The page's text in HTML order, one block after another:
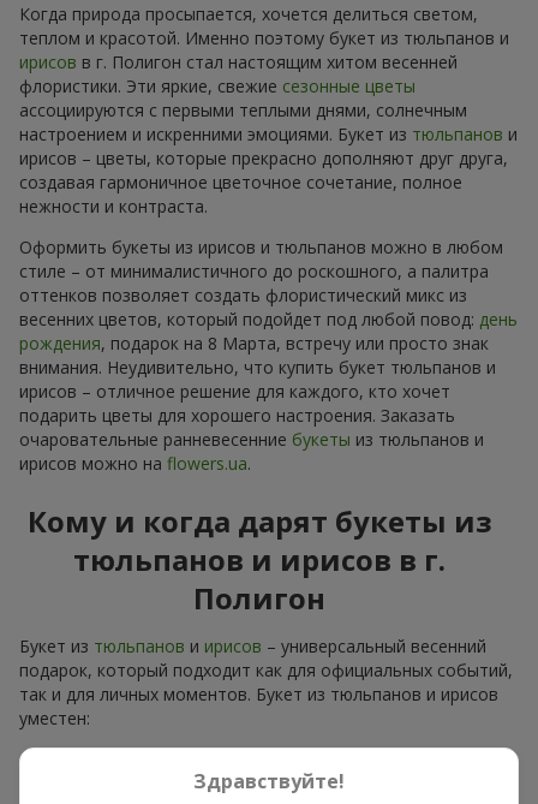
Когда природа просыпается, хочется делиться светом,
теплом и красотой. Именно поэтому букет из тюльпанов и
ирисов в г. Полигон стал настоящим хитом весенней
флористики. Эти яркие, свежие сезонные цветы
ассоциируются с первыми теплыми днями, солнечным
настроением и искренними эмоциями. Букет из тюльпанов и
ирисов – цветы, которые прекрасно дополняют друг друга,
создавая гармоничное цветочное сочетание, полное
нежности и контраста.
Оформить букеты из ирисов и тюльпанов можно в любом
стиле – от минималистичного до роскошного, а палитра
оттенков позволяет создать флористический микс из
весенних цветов, который подойдет под любой повод: день
рождения, подарок на 8 Марта, встречу или просто знак
внимания. Неудивительно, что купить букет тюльпанов и
ирисов – отличное решение для каждого, кто хочет
подарить цветы для хорошего настроения. Заказать
очаровательные ранневесенние букеты из тюльпанов и
ирисов можно на flowers.ua.
Кому и когда дарят букеты из
тюльпанов и ирисов в г.
Полигон
Букет из тюльпанов и ирисов – универсальный весенний
подарок, который подходит как для официальных событий,
так и для личных моментов. Букет из тюльпанов и ирисов
уместен:
желтых тонах выглядит тепло и нежно;
Здравствуйте!